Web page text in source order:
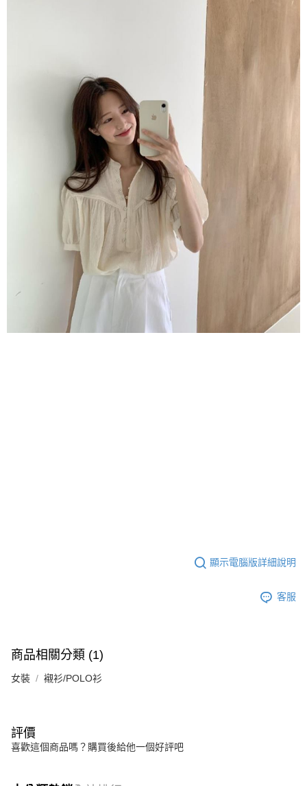
顯示電腦版詳細說明
客服
商品相關分類 (1)
女裝 襯衫/POLO衫
評價
喜歡這個商品嗎？購買後給他一個好評吧